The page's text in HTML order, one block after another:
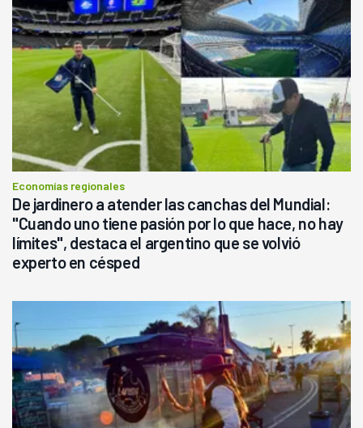
Economías regionales
De jardinero a atender las canchas del Mundial:
"Cuando uno tiene pasión por lo que hace, no hay
límites", destaca el argentino que se volvió
experto en césped